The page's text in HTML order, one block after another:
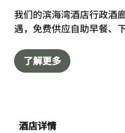
我们的滨海湾酒店行政酒
遇，免费供应自助早餐、
了解更多
酒店详情